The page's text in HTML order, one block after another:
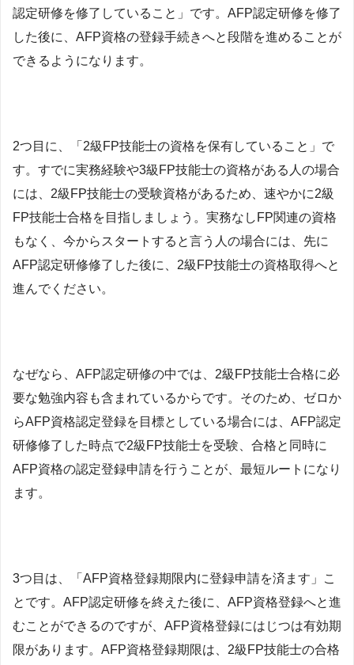
認定研修を修了していること」です。AFP認定研修を修了
した後に、AFP資格の登録手続きへと段階を進めることが
できるようになります。
2つ目に、「2級FP技能士の資格を保有していること」で
す。すでに実務経験や3級FP技能士の資格がある人の場合
には、2級FP技能士の受験資格があるため、速やかに2級
FP技能士合格を目指しましょう。実務なしFP関連の資格
もなく、今からスタートすると言う人の場合には、先に
AFP認定研修修了した後に、2級FP技能士の資格取得へと
進んでください。
なぜなら、AFP認定研修の中では、2級FP技能士合格に必
要な勉強内容も含まれているからです。そのため、ゼロか
らAFP資格認定登録を目標としている場合には、AFP認定
研修修了した時点で2級FP技能士を受験、合格と同時に
AFP資格の認定登録申請を行うことが、最短ルートになり
ます。
3つ目は、「AFP資格登録期限内に登録申請を済ます」こ
とです。AFP認定研修を終えた後に、AFP資格登録へと進
むことができるのですが、AFP資格登録にはじつは有効期
限があります。AFP資格登録期限は、2級FP技能士の合格